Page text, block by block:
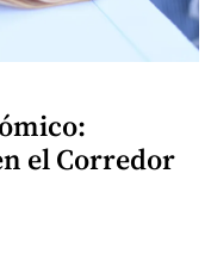
el Corredor